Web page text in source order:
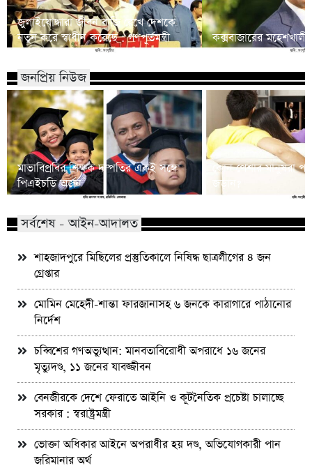
জুলাইযোদ্ধারা জীবন বাজি রেখে দেশকে
নতুন করে স্বাধীন করেছে : গণপূর্তমন্ত্রী
কক্সবাজারের মহেশখালীর
জনপ্রিয় নিউজ
মাভাবিপ্রবির শিক্ষক দম্পতির একই সঙ্গে
পিএইচডি অর্জন
কোন পেশার মানুষরা
জড়ান?
সর্বশেষ - আইন-আদালত
শাহজাদপুরে মিছিলের প্রস্তুতিকালে নিষিদ্ধ ছাত্রলীগের ৪ জন
গ্রেপ্তার
মোমিন মেহেদী-শান্তা ফারজানাসহ ৬ জনকে কারাগারে পাঠানোর
নির্দেশ
চব্বিশের গণঅভ্যুত্থান: মানবতাবিরোধী অপরাধে ১৬ জনের
মৃত্যুদণ্ড, ১১ জনের যাবজ্জীবন
বেনজীরকে দেশে ফেরাতে আইনি ও কূটনৈতিক প্রচেষ্টা চালাচ্ছে
সরকার : স্বরাষ্ট্রমন্ত্রী
ভোক্তা অধিকার আইনে অপরাধীর হয় দণ্ড, অভিযোগকারী পান
জরিমানার অর্থ